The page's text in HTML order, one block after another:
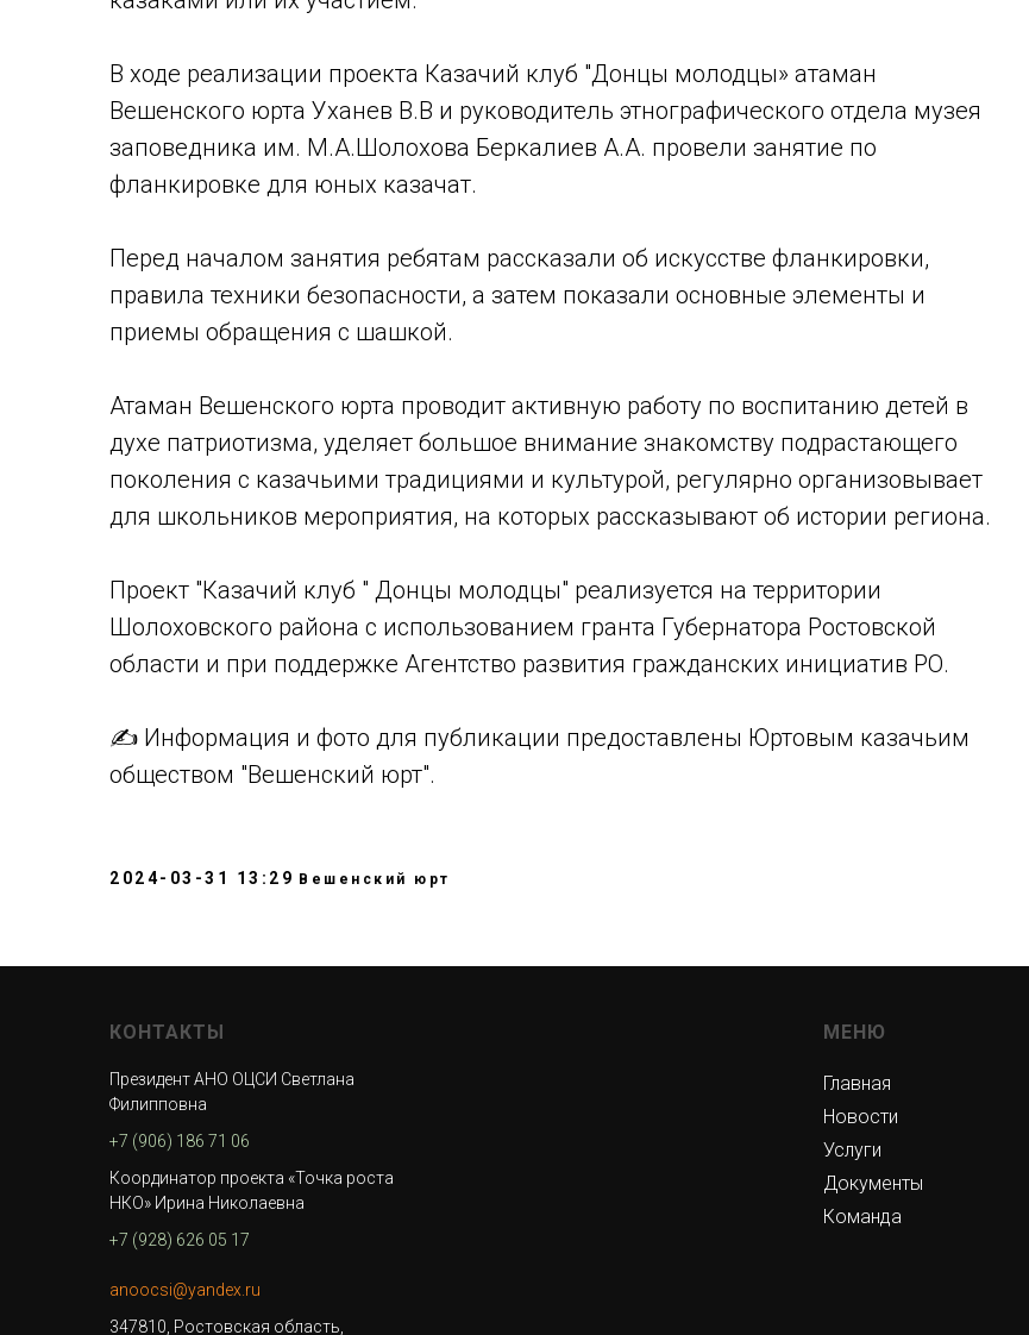
В ходе реализации проекта Казачий клуб "Донцы молодцы» атаман
Вешенского юрта Уханев В.В и руководитель этнографического отдела музея
заповедника им. М.А.Шолохова Беркалиев А.А. провели занятие по
фланкировке для юных казачат.
Перед началом занятия ребятам рассказали об искусстве фланкировки,
правила техники безопасности, а затем показали основные элементы и
приемы обращения с шашкой.
Атаман Вешенского юрта проводит активную работу по воспитанию детей в
духе патриотизма, уделяет большое внимание знакомству подрастающего
поколения с казачьими традициями и культурой, регулярно организовывает
для школьников мероприятия, на которых рассказывают об истории региона.
Проект "Казачий клуб " Донцы молодцы" реализуется на территории
Шолоховского района с использованием гранта Губернатора Ростовской
области и при поддержке Агентство развития гражданских инициатив РО.
✍ Информация и фото для публикации предоставлены Юртовым казачьим
обществом "Вешенский юрт".
2024-03-31 13:29 Вешенский юрт
КОНТАКТЫ
Президент АНО ОЦСИ Светлана
Филипповна
+7 (906) 186 71 06
Координатор проекта «Точка роста
НКО» Ирина Николаевна
+7 (928) 626 05 17
anoocsi@yandex.ru
347810, Ростовская область,
МЕНЮ
Главная
Новости
Услуги
Документы
Команда